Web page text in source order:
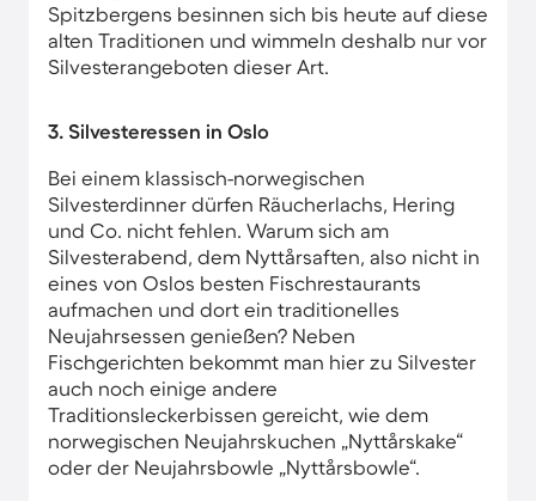
Spitzbergens besinnen sich bis heute auf diese
alten Traditionen und wimmeln deshalb nur vor
Silvesterangeboten dieser Art.
3. Silvesteressen in Oslo
Bei einem klassisch-norwegischen
Silvesterdinner dürfen Räucherlachs, Hering
und Co. nicht fehlen. Warum sich am
Silvesterabend, dem Nyttårsaften, also nicht in
eines von Oslos besten Fischrestaurants
aufmachen und dort ein traditionelles
Neujahrsessen genießen? Neben
Fischgerichten bekommt man hier zu Silvester
auch noch einige andere
Traditionsleckerbissen gereicht, wie dem
norwegischen Neujahrskuchen „Nyttårskake“
oder der Neujahrsbowle „Nyttårsbowle“.